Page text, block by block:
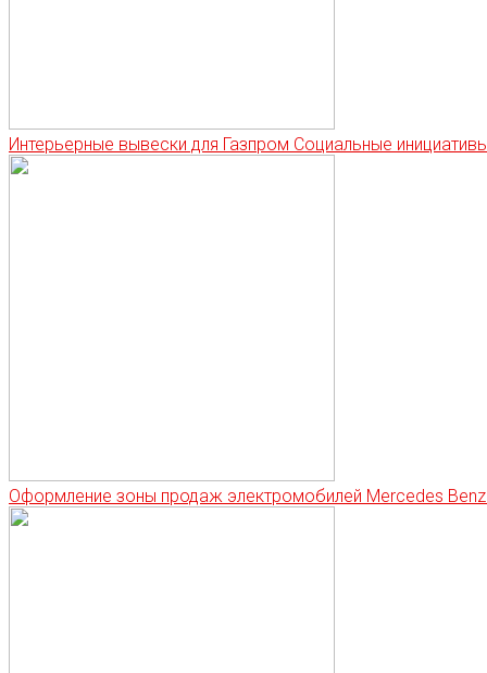
Интерьерные вывески для Газпром Социальные
Оформление зоны продаж электромобилей Mercedes Benz